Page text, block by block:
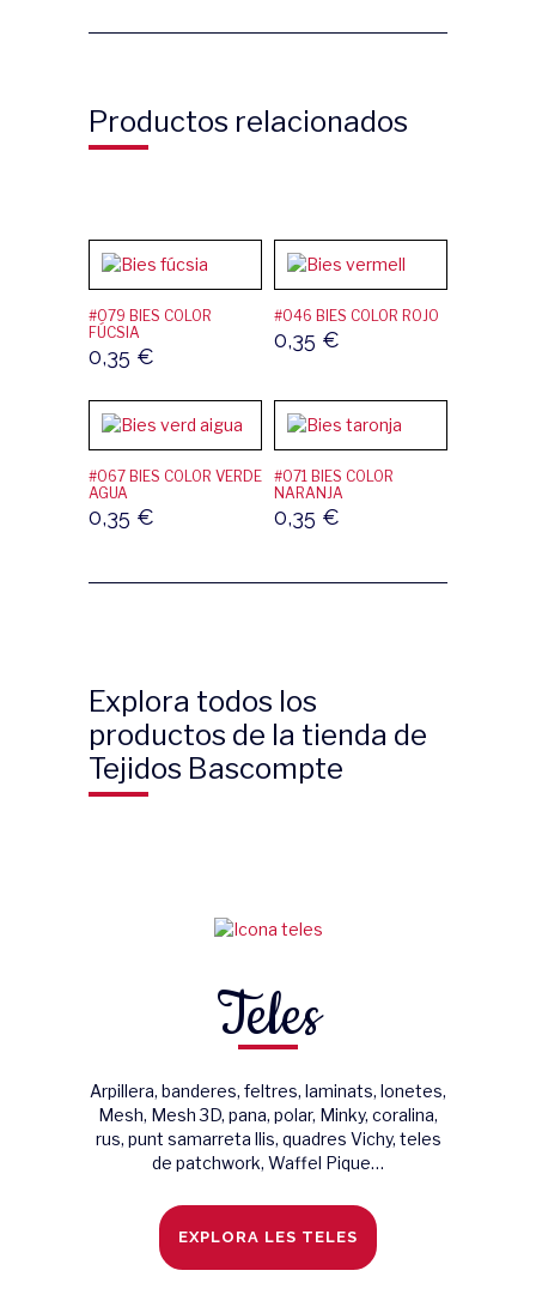
Productos relacionados
#079 BIES COLOR
FÚCSIA
0,35 €
#046 BIES COLOR ROJO
0,35 €
#067 BIES COLOR VERDE
AGUA
0,35 €
#071 BIES COLOR
NARANJA
0,35 €
Explora todos los
productos de la tienda de
Tejidos Bascompte
Teles
Arpillera, banderes, feltres, laminats, lonetes,
Mesh, Mesh 3D, pana, polar, Minky, coralina,
rus, punt samarreta llis, quadres Vichy, teles
de patchwork, Waffel Pique…
EXPLORA LES TELES